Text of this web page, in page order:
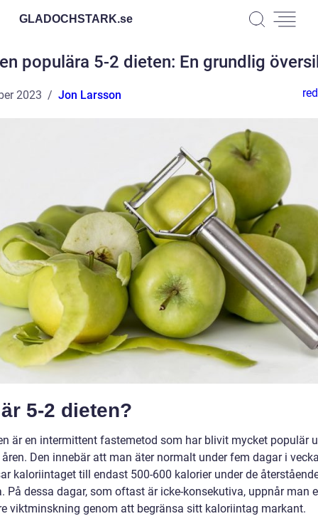
GLADOCHSTARK.se
populära 5-2 dieten: En grundlig
2023 Jon Larsson
5-2 dieten?
är en intermittent fastemetod som har blivit mycket populär
Den innebär att man äter normalt under fem dagar i
kaloriintaget till endast 500-600 kalorier under de
På dessa dagar, som oftast är icke-konsekutiva, uppnår man
viktminskning genom att begränsa sitt kaloriintag markant.